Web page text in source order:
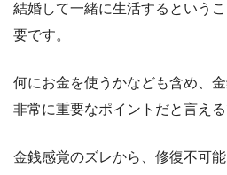
結婚して一緒に生活するという
要です。
何にお金を使うかなども含め、
非常に重要なポイントだと言える
金銭感覚のズレから、修復不可